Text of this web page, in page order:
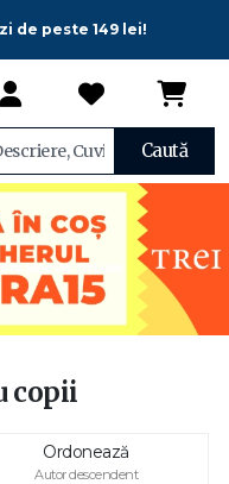
de peste 149 lei!
Caută
copii
Ordonează
Autor descendent